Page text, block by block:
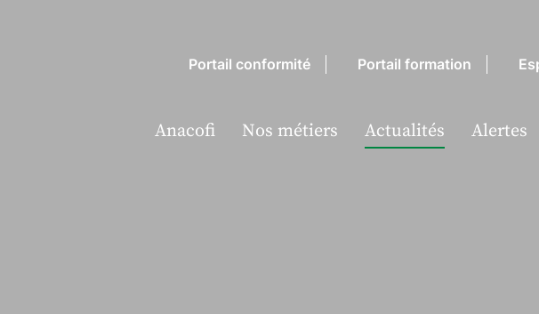
Portail conformité Portail formation
Anacofi Nos métiers Actualités Alertes